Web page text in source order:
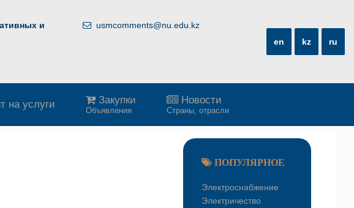
и
usmcomments@nu.edu.kz
ru
kz
en
на услуги Закупки
Объявления
Новости
Страны, отрасли
ПОПУЛЯРНОЕ
Электроснабжение
Электричество